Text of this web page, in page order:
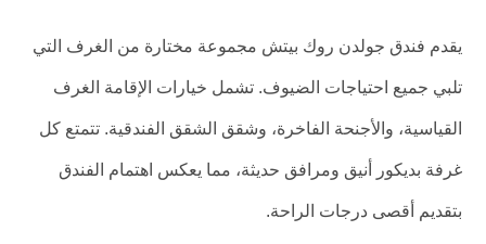
يقدم فندق جولدن روك بيتش مجموعة مختارة من الغرف التي
تلبي جميع احتياجات الضيوف. تشمل خيارات الإقامة الغرف
القياسية، والأجنحة الفاخرة، وشقق الشقق الفندقية. تتمتع كل
غرفة بديكور أنيق ومرافق حديثة، مما يعكس اهتمام الفندق
بتقديم أقصى درجات الراحة.